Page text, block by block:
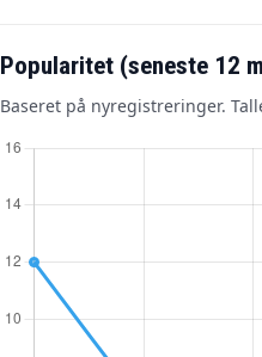
Popularitet (seneste 12
Baseret på nyregistreringer.